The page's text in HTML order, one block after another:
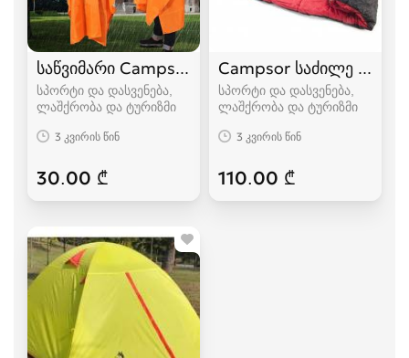
საწვიმარი Campsor
სპორტი და დასვენება,
ლაშქრობა და ტურიზმი
3 კვირის წინ
30.00 ₾
Campsor საძილე
სპორტი და დასვენება,
ლაშქრობა და ტურიზმი
3 კვირის წინ
110.00 ₾